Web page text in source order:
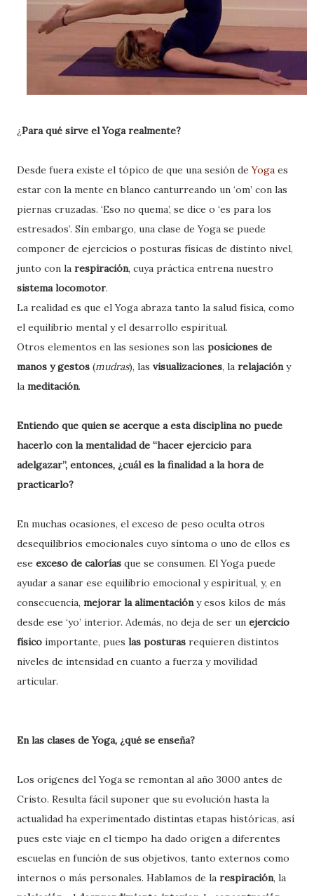
¿Para qué sirve el Yoga realmente?
Desde fuera existe el tópico de que una sesión deYoga es
estar con la mente en blanco canturreando un ‘om’ con las
piernas cruzadas. ‘Eso no quema’, se dice o ‘es para los
estresados’. Sin embargo, una clase de Yoga se puede
componer de ejercicios o posturas físicas de distinto nivel,
junto con la respiración, cuya práctica entrena nuestro
sistema locomotor.
La realidad es que el Yoga abraza tanto la salud física, como
el equilibrio mental y el desarrollo espiritual.
Otros elementos en las sesiones son las posiciones de
manos y gestos (mudras), las visualizaciones, la relajación y
la meditación.
Entiendo que quien se acerque a esta disciplina no puede
hacerlo con la mentalidad de “hacer ejercicio para
adelgazar”, entonces, ¿cuál es la finalidad a la hora de
practicarlo?
En muchas ocasiones, el exceso de peso oculta otros
desequilibrios emocionales cuyo síntoma o uno de ellos es
ese exceso de calorías que se consumen. El Yoga puede
ayudar a sanar ese equilibrio emocional y espiritual, y, en
consecuencia, mejorar la alimentación y esos kilos de más
desde ese ‘yo’ interior. Además, no deja de ser un ejercicio
físico importante, pues las posturas requieren distintos
niveles de intensidad en cuanto a fuerza y movilidad
articular.
En las clases de Yoga, ¿qué se enseña?
Los orígenes del Yoga se remontan al año 3000 antes de
Cristo. Resulta fácil suponer que su evolución hasta la
actualidad ha experimentado distintas etapas históricas, así
pues este viaje en el tiempo ha dado origen a diferentes
escuelas en función de sus objetivos, tanto externos como
internos o más personales. Hablamos de la respiración, la